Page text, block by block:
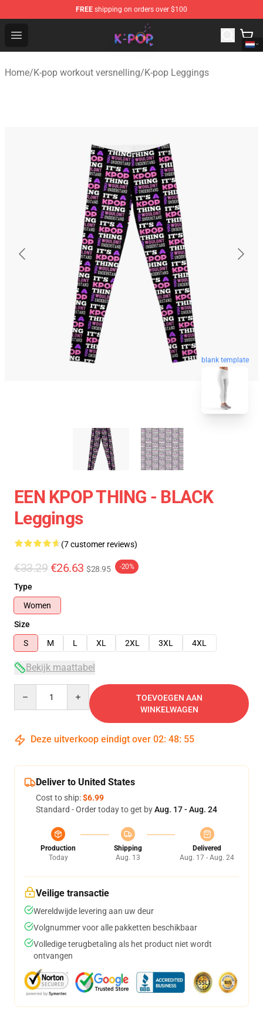
FREE shipping on orders over $100
Open menu
K-pop Store - Official K-pop Merchandise Shop
Home/K-pop workout versnelling/K-pop Leggings
blank template
EEN KPOP THING - BLACK
Leggings
(7 customer reviews)
€33.29 €26.63 $28.95 -20%
Type
Women
Size
S
M L XL 2XL 3XL 4XL
Bekijk maattabel
TOEVOEGEN AAN
WINKELWAGEN
Deze uitverkoop eindigt over 02: 48: 54
Deliver to United States
Cost to ship:$6.99
Standard - Order today to get byAug. 17 - Aug. 24
Production
Today
Shipping
Aug. 13
Delivered
Aug. 17 - Aug. 24
Veilige transactie
Wereldwijde levering aan uw deur
Volgnummer voor alle pakketten beschikbaar
Volledige terugbetaling als het product niet wordt
ontvangen